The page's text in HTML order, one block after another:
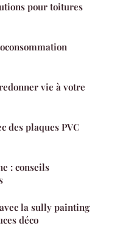
pour toitures
vie à votre
des plaques PVC
: conseils
la sully painting
déco